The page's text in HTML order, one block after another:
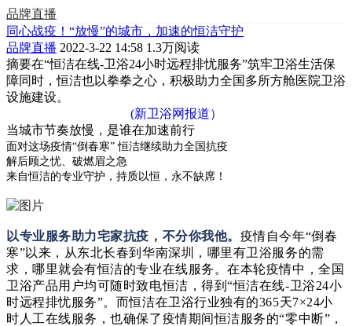
品牌直播
同心战疫！“放慢”的城市，加速的恒洁守护
品牌直播 2022-3-22 14:58 1.3万阅读
摘要在“恒洁在线-卫浴24小时远程排忧服务”筑牢卫浴生活保
障同时，恒洁也以拳拳之心，积极助力全国多所方舱医院卫浴
设施建设。
(新卫浴网报道）
当城市节奏放慢， 是谁在加速前行
面对这场疫情“倒春寒”恒洁继续助力全国抗疫
解后顾之忧、破燃眉之急
来自恒洁的专业守护， 持质以恒，永不缺席！
以专业服务助力宅家抗疫，不分你我他。 疫情自今年“倒春
寒”以来，从东北长春到华南深圳，哪里有卫浴服务的需
求，哪里就会有恒洁的专业在线服务。在本轮疫情中，全国
卫浴产品用户均可随时致电恒洁，得到“恒洁在线-卫浴24小
时远程排忧服务”。而恒洁在卫浴行业独有的365天7×24小
时人工在线服务，也确保了疫情期间恒洁服务的“零中断” ，